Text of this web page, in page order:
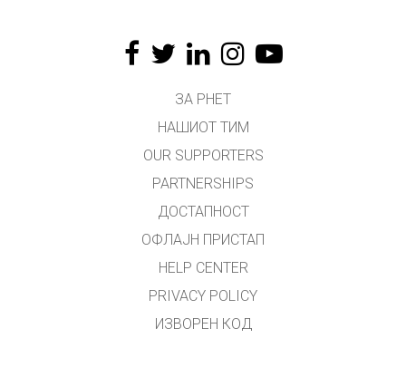
ЗА PHET
НАШИОТ ТИМ
OUR SUPPORTERS
PARTNERSHIPS
ДОСТАПНОСТ
ОФЛАЈН ПРИСТАП
HELP CENTER
PRIVACY POLICY
ИЗВОРЕН КОД